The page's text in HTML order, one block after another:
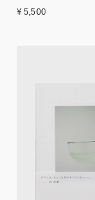
¥ 5,500